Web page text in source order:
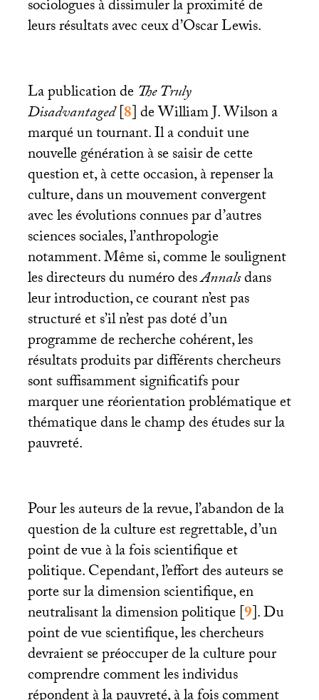
sociologues à dissimuler la proximité de
leurs résultats avec ceux d’Oscar Lewis.
La publication deThe Truly
Disadvantaged[8]de William J. Wilson a
marqué un tournant. Il a conduit une
nouvelle génération à se saisir de cette
question et, à cette occasion, à repenser la
culture, dans un mouvement convergent
avec les évolutions connues par d’autres
sciences sociales, l’anthropologie
notamment. Même si, comme le soulignent
les directeurs du numéro desAnnalsdans
leur introduction, ce courant n’est pas
structuré et s’il n’est pas doté d’un
programme de recherche cohérent, les
résultats produits par différents chercheurs
sont suffisamment significatifs pour
marquer une réorientation problématique et
thématique dans le champ des études sur la
pauvreté.
Pour les auteurs de la revue, l’abandon de la
question de la culture est regrettable, d’un
point de vue à la fois scientifique et
politique. Cependant, l’effort des auteurs se
porte sur la dimension scientifique, en
neutralisant la dimension politique[9]. Du
point de vue scientifique, les chercheurs
devraient se préoccuper de la culture pour
comprendre comment les individus